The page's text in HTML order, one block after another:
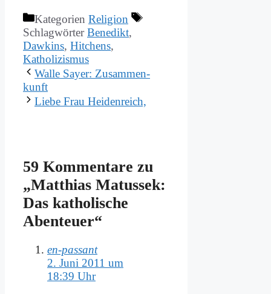
Kategorien Religion
SchlagwörterBenedikt,
Dawkins, Hitchens,
Katholizismus
Wal­le Say­er: Zu­sam­men­
kunft
Lie­be Frau Hei­den­reich,
59 Kommentare zu
„Mat­thi­as Ma­tus­sek:
Das ka­tho­li­sche
Aben­teu­er“
en-passant
2. Juni 2011 um
18:39 Uhr